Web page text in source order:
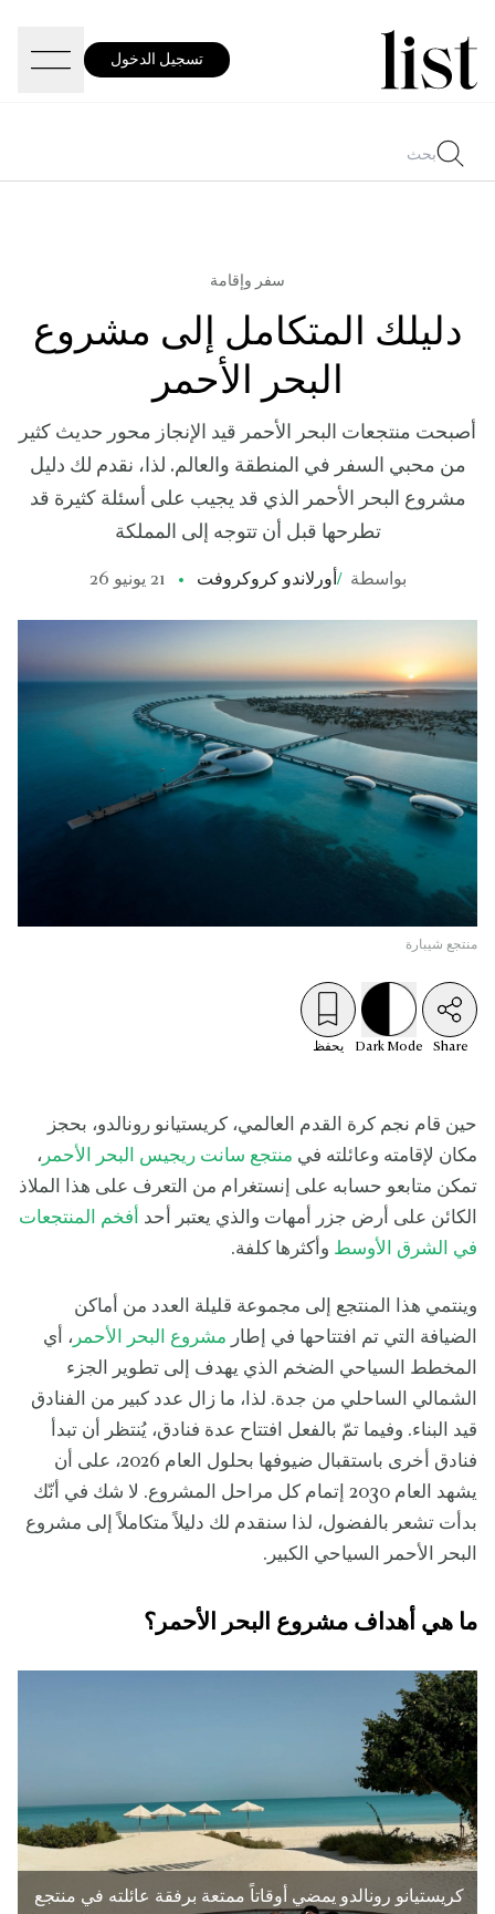
تسجيل الدخول
سفر وإقامة
دليلك المتكامل إلى مشروع
البحر الأحمر
أصبحت منتجعات البحر الأحمر قيد الإنجاز محور حديث كثير
من محبي السفر في المنطقة والعالم. لذا، نقدم لك دليل
مشروع البحر الأحمر الذي قد يجيب على أسئلة كثيرة قد
تطرحها قبل أن تتوجه إلى المملكة
بواسطة / أورلاندو كروكروفت 21 يونيو 26
منتجع شيبارة
Share
Dark Mode يحفظ
حين قام نجم كرة القدم العالمي، كريستيانو رونالدو، بحجز
مكان لإقامته وعائلته في منتجع سانت ريجيس البحر الأحمر ،
تمكن متابعو حسابه على إنستغرام من التعرف على هذا الملاذ
الكائن على أرض جزر أمهات والذي يعتبر أحد
أفخم المنتجعات
في الشرق الأوسط وأكثرها كلفة.
وينتمي هذا المنتجع إلى مجموعة قليلة العدد من أماكن
الضيافة التي تم افتتاحها في إطار مشروع البحر الأحمر ، أي
المخطط السياحي الضخم الذي يهدف إلى تطوير الجزء
الشمالي الساحلي من جدة. لذا، ما زال عدد كبير من الفنادق
قيد البناء. وفيما تمّ بالفعل افتتاح عدة فنادق، يُنتظر أن تبدأ
فنادق أخرى باستقبال ضيوفها بحلول العام 2026، على أن
يشهد العام 2030 إتمام كل مراحل المشروع. لا شك في أنّك
بدأت تشعر بالفضول، لذا سنقدم لك دليلاً متكاملاً إلى مشروع
البحر الأحمر السياحي الكبير.
ما هي أهداف مشروع البحر الأحمر؟
كريستيانو رونالدو يمضي أوقاتاً ممتعة برفقة عائلته في منتجع